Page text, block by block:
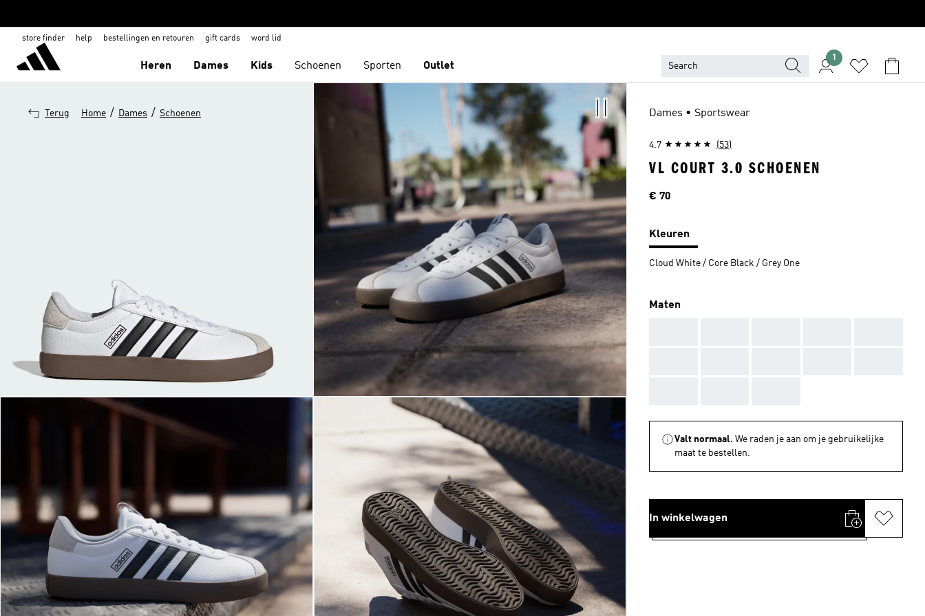
store finder help bestellingen en retouren gift cards word lid
Heren Dames Kids Schoenen Sporten Outlet
1
Terug Home / Dames / Schoenen Dames • Sportswear
4.7 (53)
VL COURT 3.0 SCHOENEN
Prijs
€ 70
Kleuren
Cloud White / Core Black / Grey One
Maten
Valt normaal. We raden je aan om je gebruikelijke
maat te bestellen.
In winkelwagen